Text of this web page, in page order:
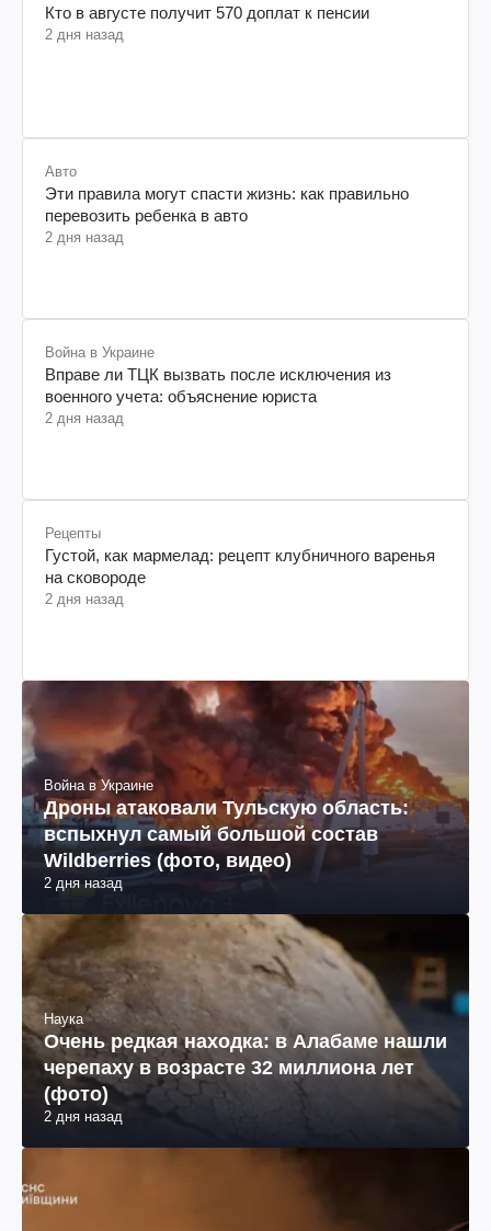
Экономика
Кто в августе получит 570 доплат к пенсии
Авто
Эти правила могут спасти жизнь: как правильно
перевозить ребенка в авто
Война в Украине
Вправе ли ТЦК вызвать после исключения из
военного учета: объяснение юриста
Рецепты
Густой, как мармелад: рецепт клубничного варенья
на сковороде
Война в Украине
Дроны атаковали Тульскую область:
вспыхнул самый большой состав
Wildberries (фото, видео)
Наука
Очень редкая находка: в Алабаме нашли
черепаху в возрасте 32 миллиона лет
(фото)